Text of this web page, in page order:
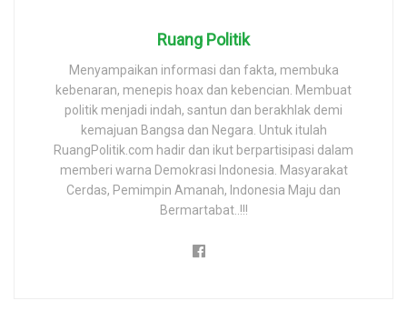
Ruang Politik
Menyampaikan informasi dan fakta, membuka
kebenaran, menepis hoax dan kebencian. Membuat
politik menjadi indah, santun dan berakhlak demi
kemajuan Bangsa dan Negara. Untuk itulah
RuangPolitik.com hadir dan ikut berpartisipasi dalam
memberi warna Demokrasi Indonesia. Masyarakat
Cerdas, Pemimpin Amanah, Indonesia Maju dan
Bermartabat..!!!